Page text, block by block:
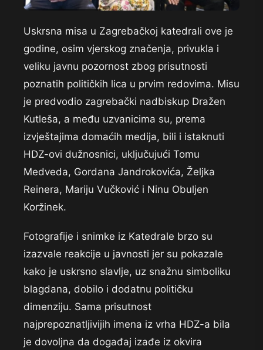
Uskrsna misa u Zagrebačkoj katedrali ove je
godine, osim vjerskog značenja, privukla i
veliku javnu pozornost zbog prisutnosti
poznatih političkih lica u prvim redovima. Misu
je predvodio zagrebački nadbiskup Dražen
Kutleša, a među uzvanicima su, prema
izvještajima domaćih medija, bili i istaknuti
HDZ-ovi dužnosnici, uključujući Tomu
Medveda, Gordana Jandrokovića, Željka
Reinera, Mariju Vučković i Ninu Obuljen
Koržinek.
Fotografije i snimke iz Katedrale brzo su
izazvale reakcije u javnosti jer su pokazale
kako je uskrsno slavlje, uz snažnu simboliku
blagdana, dobilo i dodatnu političku
dimenziju. Sama prisutnost
najprepoznatljivijih imena iz vrha HDZ-a bila
je dovoljna da događaj izađe iz okvira